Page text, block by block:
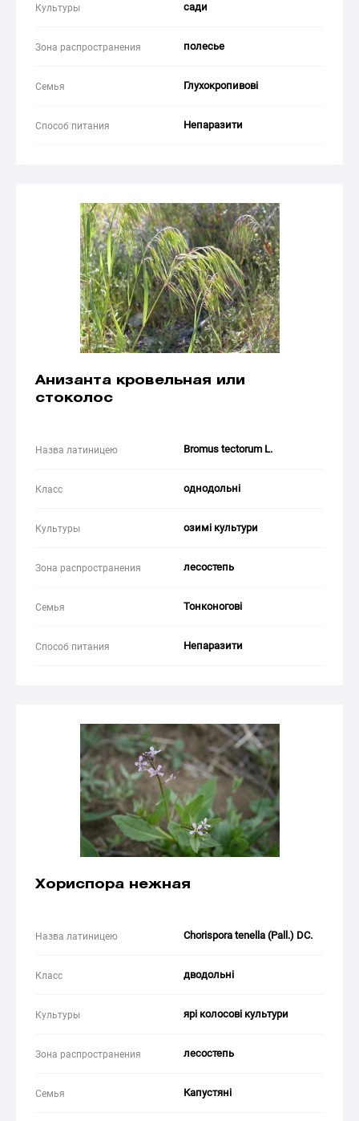
Культуры сади
Зона распространения полесье
Семья Глухокропивові
Способ питания Непаразити
Анизанта кровельная или
стоколос
Назва латиницею Bromus teсtorum L.
Класс однодольні
Культуры озимі культури
Зона распространения лесостепь
Семья Тонконогові
Способ питания Непаразити
Хориспора нежная
Назва латиницею Chorispora tenella (Pall.) DC.
Класс дводольні
Культуры ярі колосові культури
Зона распространения лесостепь
Семья Капустяні